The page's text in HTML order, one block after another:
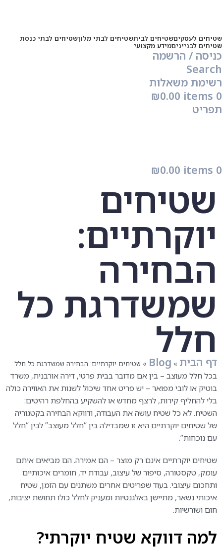
שטיחים לעסקיםשטיחים לביתשטיחים לבתי מלוןשטיחים לבתי כנסת
שטיחים לבנייניםמידע מקצועי
כניסה / הרשמה
Search
רשימת משאלות
0
items
₪0.00
תפריט
0
items
₪0.00
שטיחים
יוקרתיים:
הבחירה
שמשדרגת כל
חלל
דף הבית »
Blog
» שטיחים יוקרתיים: הבחירה שמשדרגת כל חלל
בכל חלל מעוצב – בין אם מדובר בבית פרטי, דירה אורבנית, משרד
בוטיק או לובי מפואר – יש פריט אחד שיכול לשנות את האווירה כולה
בלי להחליף קירות, לרצף מחדש או להשקיע בהחלפת רהיטים:
השטיח. לא כל שטיח עושה את העבודה, ודווקא הבחירה בקטגוריה
של שטיחים יוקרתיים היא זו שמבדילה בין “חלל מעוצב” לבין “חלל
עם נוכחות”.
שטיחים יוקרתיים אינם רק מוצר – הם אמירה. הם מביאים איתם
עומק, טקסטורה, סיפור של עיצוב, עבודת יד, חומרים איכותיים
ותחכום עיצובי. בעוד שפריטים אחרים משתנים עם הזמן, שטיח
איכותי נשאר, מתיישן באלגנטיות ומעניק לחלל כולו תחושת יציבות,
חום ושורשיות.
למה דווקא שטיח יוקרתי?